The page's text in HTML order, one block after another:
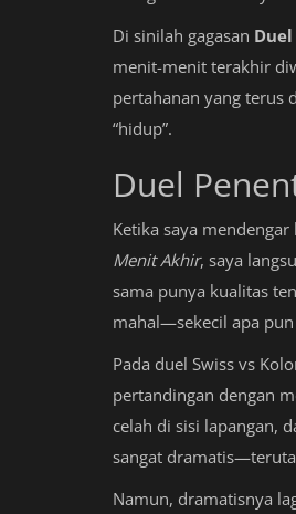
Di sinilah gagasan
menit-menit terakhir
pertahanan yang terus
“hidup”.
Duel
Ketika saya
Menit Akhir, saya
sama punya kualitas
mahal—sekecil apa
Pada duel Swiss vs
pertandingan dengan
celah di sisi lapangan,
sangat
Namun, dramatisnya